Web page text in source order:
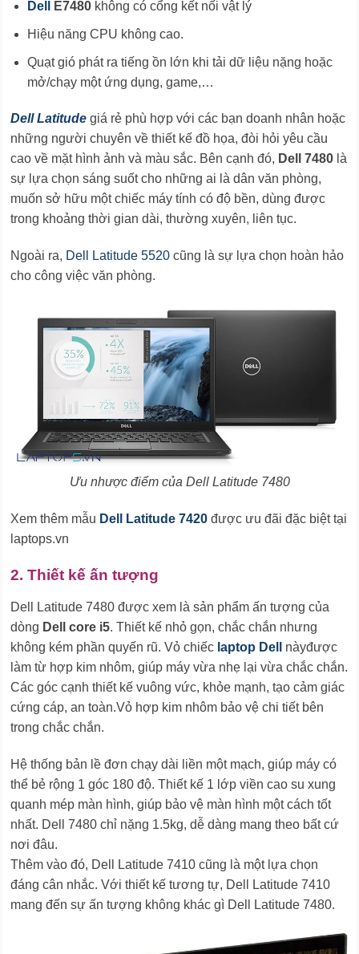
Dell E7480không có cổng kết nối vật lý
Hiệu năng CPU không cao.
Quạt gió phát ra tiếng ồn lớn khi tải dữ liệu nặng hoặc
mở/chạy một ứng dụng, game,…
Dell Latitude giá rẻ phù hợp với các bạn doanh nhân hoặc
những người chuyên về thiết kế đồ họa, đòi hỏi yêu cầu
cao về mặt hình ảnh và màu sắc. Bên cạnh đó, Dell 7480 là
sự lựa chọn sáng suốt cho những ai là dân văn phòng,
muốn sở hữu một chiếc máy tính có độ bền, dùng được
trong khoảng thời gian dài, thường xuyên, liên tục.
Ngoài ra, Dell Latitude 5520 cũng là sự lựa chọn hoàn hảo
cho công việc văn phòng.
Ưu nhược điểm của Dell Latitude 7480
Xem thêm mẫu Dell Latitude 7420 được ưu đãi đặc biệt tại
laptops.vn
2. Thiết kế ấn tượng
Dell Latitude 7480 được xem là sản phẩm ấn tượng của
dòng Dell core i5. Thiết kế nhỏ gọn, chắc chắn nhưng
không kém phần quyến rũ. Vỏ chiếc laptop Dell
nàyđược
làm từ hợp kim nhôm, giúp máy vừa nhẹ lại vừa chắc chắn.
Các góc cạnh thiết kế vuông vức, khỏe mạnh, tạo cảm giác
cứng cáp, an toàn.Vỏ hợp kim nhôm bảo vệ chi tiết bên
trong chắc chắn.
Hệ thống bản lề đơn chạy dài liền một mạch, giúp máy có
thể bẻ rộng 1 góc 180 độ. Thiết kế 1 lớp viền cao su xung
quanh mép màn hình, giúp bảo vệ màn hình một cách tốt
nhất. Dell 7480 chỉ nặng 1.5kg, dễ dàng mang theo bất cứ
nơi đâu.
Thêm vào đó, Dell Latitude 7410 cũng là một lựa chọn
đáng cân nhắc. Với thiết kế tương tự, Dell Latitude 7410
mang đến sự ấn tượng không khác gì Dell Latitude 7480.